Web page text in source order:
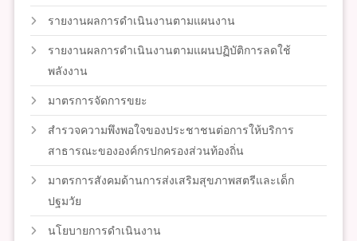
รายงานผลการดำเนินงานตามแผนงาน
รายงานผลการดำเนินงานตามแผนปฏิบัติการลดใช้
พลังงาน
มาตรการจัดการขยะ
สำรวจความพึงพอใจของประชาชนต่อการให้บริการ
สาธารณะขององค์กรปกครองส่วนท้องถิ่น
มาตรการสังคมด้านการส่งเสริมสุขภาพสตรีและเด็ก
ปฐมวัย
นโยบายการดำเนินงาน